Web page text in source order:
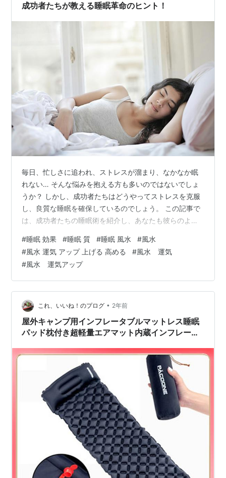
成功者たちが教える睡眠革命のヒント！
毎日、忙しさに追われ、ストレスが溜まり、なかなか眠
れない… そんな悩みを抱える方も多いのではないでしょ
うか？ しかし、成功者たちはどうやってストレスを克服
し、良質な睡眠を確保しているのでしょう。 この記事で
は、成功者たちの睡眠術を紹介し、あなたも彼らのよう
り、睡眠は枕が大事☆/ 成功者の睡眠観 睡眠と生産性 ス
トレス管理と睡眠 睡眠とリーダーシップ 成功者の睡眠観
成功者の睡眠観は、彼らの生活や仕事の中で重要な要素
として位置付けられています。 彼らは睡眠を単なる休息
の手段ではなく、精神的、身体的なリフレッシュや健康
維持の必要不可欠な部分と考…
#睡眠 効果 #睡眠 質 #睡眠 風水 #風水
#風水 運気 アップ 上げる 高める #風水 運気
#風水 運気アップ
これ、いいね！のプログ • 2年前
屋外キャンプ用インフレータブルマットレス睡眠
パッド枕付き超軽量エアマット内蔵インフレータ